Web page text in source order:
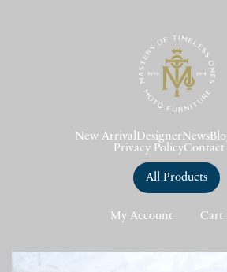
New Arrival DesignerNews
Privacy PolicyContact
All Products
My Account Cart